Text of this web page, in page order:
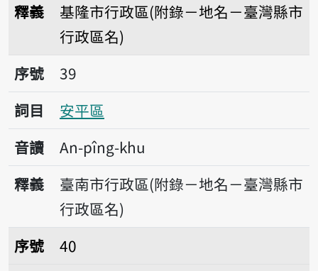
釋義
基隆市行政區(附錄－地名－臺灣縣市
行政區名)
序號39安平區
序號
39
詞目
安平區
音讀
An-pîng-khu
釋義
臺南市行政區(附錄－地名－臺灣縣市
行政區名)
序號40安定區
序號
40